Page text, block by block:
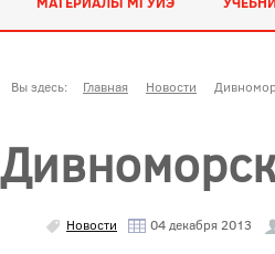
Вы здесь: Главная Новости
Новости 04 декабря 2013